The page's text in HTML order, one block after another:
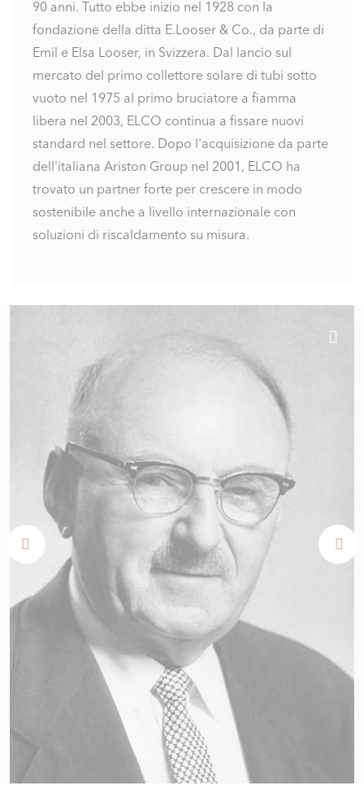
90 anni. Tutto ebbe inizio nel 1928 con la
fondazione della ditta E.Looser & Co., da parte di
Emil e Elsa Looser, in Svizzera. Dal lancio sul
mercato del primo collettore solare di tubi sotto
vuoto nel 1975 al primo bruciatore a fiamma
libera nel 2003, ELCO continua a fissare nuovi
standard nel settore. Dopo l'acquisizione da parte
dell'italiana Ariston Group nel 2001, ELCO ha
trovato un partner forte per crescere in modo
sostenibile anche a livello internazionale con
soluzioni di riscaldamento su misura.